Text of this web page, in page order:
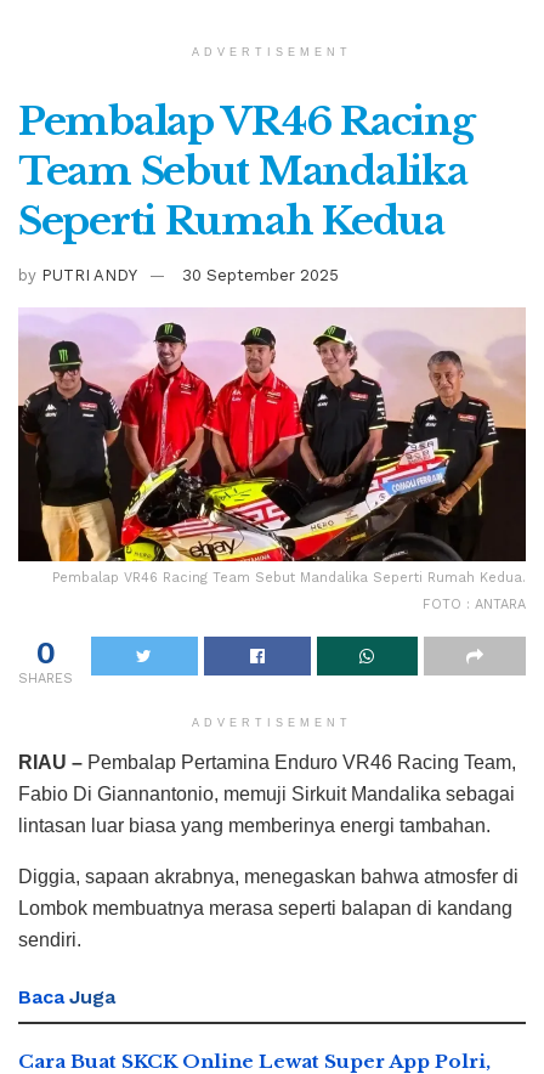
ADVERTISEMENT
Pembalap VR46 Racing
Team Sebut Mandalika
Seperti Rumah Kedua
by PUTRI ANDY 30 September 2025
Pembalap VR46 Racing Team Sebut Mandalika Seperti Rumah Kedua.
FOTO : ANTARA
0
SHARES
ADVERTISEMENT
RIAU – Pembalap Pertamina Enduro VR46 Racing Team,
Fabio Di Giannantonio, memuji Sirkuit Mandalika sebagai
lintasan luar biasa yang memberinya energi tambahan.
Diggia, sapaan akrabnya, menegaskan bahwa atmosfer di
Lombok membuatnya merasa seperti balapan di kandang
sendiri.
Baca Juga
Cara Buat SKCK Online Lewat Super App Polri,